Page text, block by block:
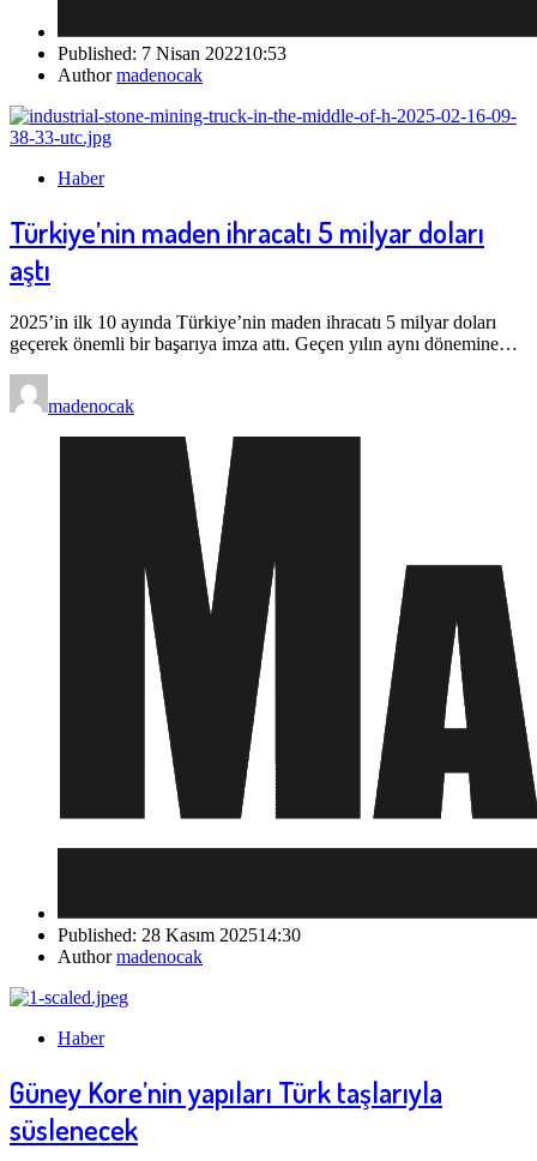
Published: 7 Nisan 202210:53
Authormadenocak
Haber
Türkiye’nin maden ihracatı 5 milyar doları
aştı
2025’in ilk 10 ayında Türkiye’nin maden ihracatı 5 milyar doları
geçerek önemli bir başarıya imza attı. Geçen yılın aynı dönemine…
madenocak
Published: 28 Kasım 202514:30
Authormadenocak
Haber
Güney Kore’nin yapıları Türk taşlarıyla
süslenecek